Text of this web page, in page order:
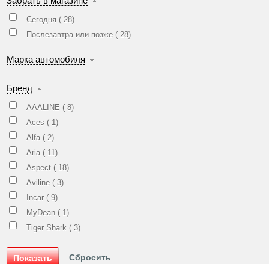
Сегодня ( 28)
Послезавтра или позже ( 28)
Марка автомобиля
Бренд
AAALINE ( 8)
Aces ( 1)
Alfa ( 2)
Aria ( 11)
Aspect ( 18)
Aviline ( 3)
Incar ( 9)
MyDean ( 1)
Tiger Shark ( 3)